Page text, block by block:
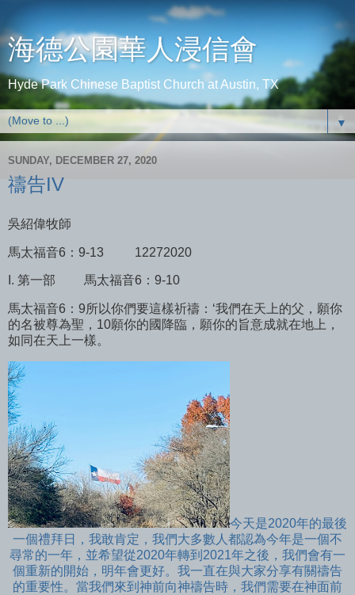
海德公園華人浸信會
Hyde Park Chinese Baptist Church at Austin, TX
▼
SUNDAY, DECEMBER 27, 2020
禱告IV
吳紹偉牧師
馬太福音6：9-13 12272020
I. 第一部 馬太福音6：9-10
馬太福音6：9所以你們要這樣祈禱：‘我們在天上的父，願你
的名被尊為聖，10願你的國降臨，願你的旨意成就在地上，
如同在天上一樣。
今天是2020年的最後
一個禮拜日，我敢肯定，我們大多數人都認為今年是一個不
尋常的一年，並希望從2020年轉到2021年之後，我們會有一
個重新的開始，明年會更好。我一直在與大家分享有關禱告
的重要性。當我們來到神前向神禱告時，我們需要在神面前